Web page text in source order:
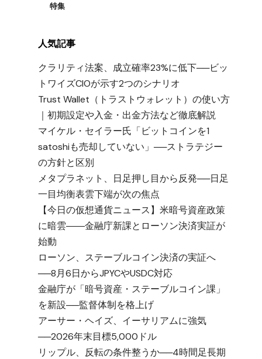
特集
人気記事
クラリティ法案、成立確率23%に低下──ビッ
トワイズCIOが示す2つのシナリオ
Trust Wallet（トラストウォレット）の使い方
｜初期設定や入金・出金方法など徹底解説
マイケル・セイラー氏「ビットコインを1
satoshiも売却していない」──ストラテジー
の方針と区別
メタプラネット、日足押し目から反発──日足
一目均衡表雲下端が次の焦点
【今日の仮想通貨ニュース】米暗号資産政策
に暗雲――金融庁新課とローソン決済実証が
始動
ローソン、ステーブルコイン決済の実証へ
──8月6日からJPYCやUSDC対応
金融庁が「暗号資産・ステーブルコイン課」
を新設──監督体制を格上げ
アーサー・ヘイズ、イーサリアムに強気
──2026年末目標5,000ドル
リップル、反転の条件整うか──4時間足長期